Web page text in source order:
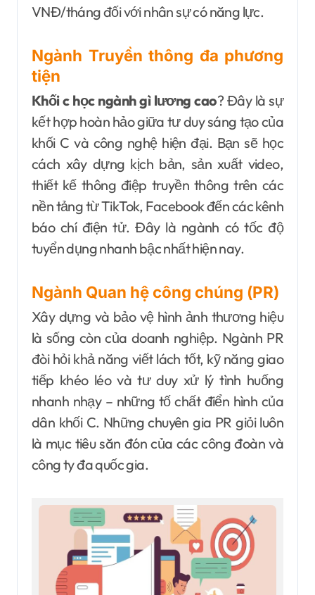
VNĐ/tháng đối với nhân sự có năng lực.
Ngành Truyền thông đa phương
tiện
Khối c học ngành gì lương cao? Đây là sự
kết hợp hoàn hảo giữa tư duy sáng tạo của
khối C và công nghệ hiện đại. Bạn sẽ học
cách xây dựng kịch bản, sản xuất video,
thiết kế thông điệp truyền thông trên các
nền tảng từ TikTok, Facebook đến các kênh
báo chí điện tử. Đây là ngành có tốc độ
tuyển dụng nhanh bậc nhất hiện nay.
Ngành Quan hệ công chúng (PR)
Xây dựng và bảo vệ hình ảnh thương hiệu
là sống còn của doanh nghiệp. Ngành PR
đòi hỏi khả năng viết lách tốt, kỹ năng giao
tiếp khéo léo và tư duy xử lý tình huống
nhanh nhạy – những tố chất điển hình của
dân khối C. Những chuyên gia PR giỏi luôn
là mục tiêu săn đón của các công đoàn và
công ty đa quốc gia.